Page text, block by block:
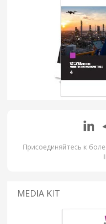
Присоединяйтесь к
MEDIA KIT